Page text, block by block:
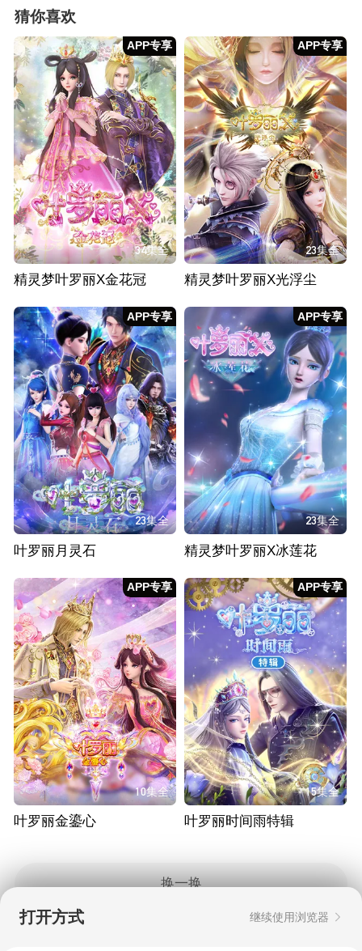
猜你喜欢
APP专享
34集全
精灵梦叶罗丽X金花冠
APP专享
23集全
精灵梦叶罗丽X光浮尘
APP专享
23集全
叶罗丽月灵石
APP专享
23集全
精灵梦叶罗丽X冰莲花
APP专享
10集全
叶罗丽金鎏心
APP专享
15集全
叶罗丽时间雨特辑
换一换
打开方式 继续使用浏览器